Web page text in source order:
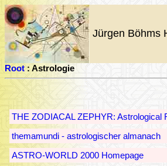
Jürgen Böhms
Root: Astrologie
THE ZODIACAL ZEPHYR: Astrological
themamundi - astrologischer almanach
ASTRO-WORLD 2000 Homepage